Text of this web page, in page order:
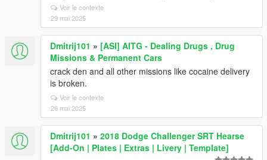
Voir le contexte
29 mai 2025
Dmitrij101 » [ASI] AITG - Dealing Drugs , Drug
Missions & Permanent Cars
crack den and all other missions like cocaine delivery
is broken.
Voir le contexte
26 mai 2025
Dmitrij101 » 2018 Dodge Challenger SRT Hearse
[Add-On | Plates | Extras | Livery | Template]